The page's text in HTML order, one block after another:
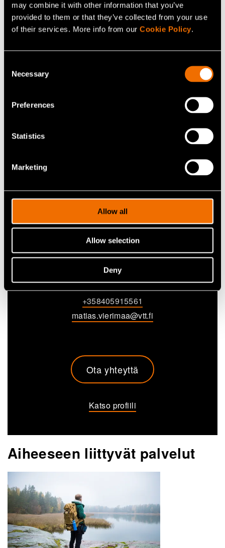
may combine it with other information that you’ve
provided to them or that they’ve collected from your use
of their services. More info from our Cookie Policy.
Selection
Necessary
Preferences
Statistics
Marketing
Allow all
Allow selection
Deny
White paper: Läpi kuolemanlaakson − Mistä Suomi
kasvaa?
epävarmuus vauhdittaa liiketoiminnan uudistamista
Matias Vierimaa
Research Team Leader
+358405915561
matias.vierimaa@vtt.fi
Ota yhteyttä
Katso profiili
Aiheeseen liittyvät palvelut